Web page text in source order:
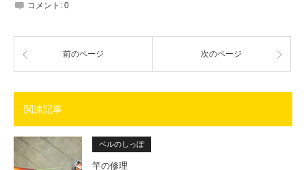
コメント: 0
前のページ 次のページ
関連記事
ベルのしっぽ
竿の修理